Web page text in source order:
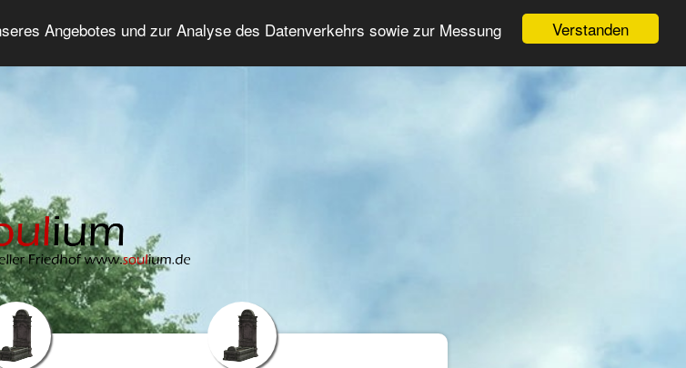
Verstanden
Angebotes und zur Analyse des Datenverkehrs sowie zur Messung
Erweiterte Suche Anmelden